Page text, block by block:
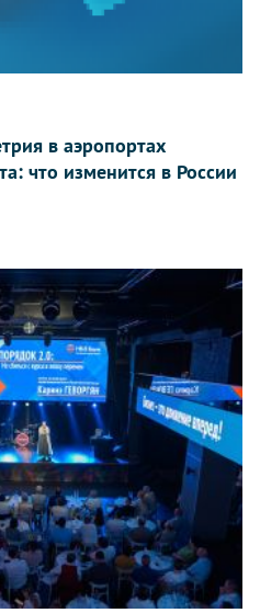
в аэропортах
что изменится в России